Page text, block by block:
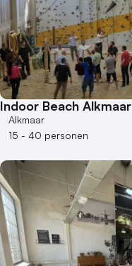
Indoor Beach Alkmaar
Alkmaar
15 - 40 personen